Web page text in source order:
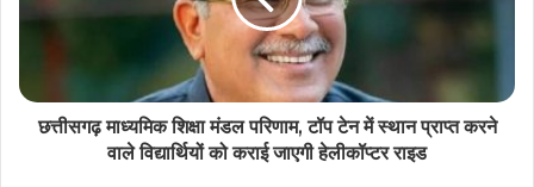
छत्तीसगढ़ माध्यमिक शिक्षा मंडल परिणाम, टॉप टेन में स्थान प्राप्त करने
वाले विद्यार्थियों को कराई जाएगी हेलीकॉप्टर राइड